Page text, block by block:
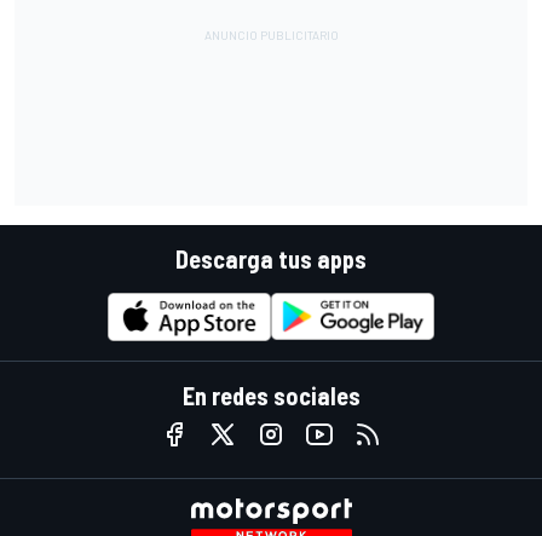
Descarga tus apps
En redes sociales